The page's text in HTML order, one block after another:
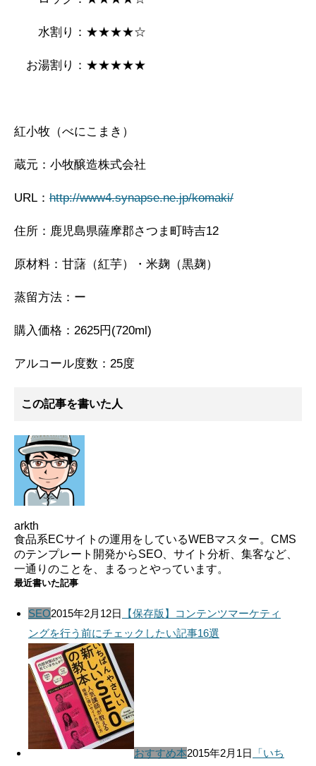
水割り：★★★★☆
お湯割り：★★★★★
紅小牧（べにこまき）
蔵元：小牧醸造株式会社
URL： http://www4.synapse.ne.jp/komaki/
住所：鹿児島県薩摩郡さつま町時吉12
原材料：甘藷（紅芋）・米麹（黒麹）
蒸留方法：ー
購入価格：2625円(720ml)
アルコール度数：25度
この記事を書いた人
arkth
食品系ECサイトの運用をしているWEBマスター。CMS
のテンプレート開発からSEO、サイト分析、集客など、
一通りのことを、まるっとやっています。
最近書いた記事
SEO2015年2月12日
【保存版】コンテンツマーケティ
ングを行う前にチェックしたい記事16選
おすすめ本2015年2月1日
「いち